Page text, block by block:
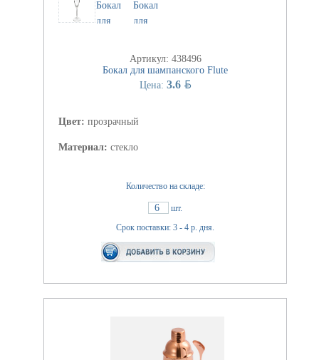
Артикул: 438496
Бокал для шампанского Flute
Цена: 3.6 BYN
Цвет: прозрачный
Материал: стекло
Количество на складе:
6
шт.
Срок поставки: 3 - 4 р. дня.